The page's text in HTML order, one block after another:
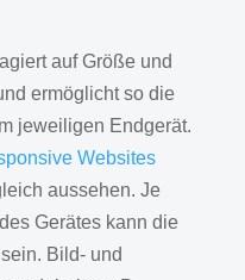
auf Größe und
ermöglicht so die
jeweiligen Endgerät.
Websites
aussehen. Je
Gerätes kann die
Bild- und